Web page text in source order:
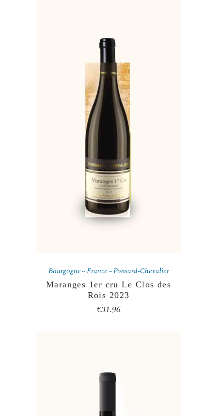
Bourgogne France Ponsard-Chevalier
Maranges 1er cru Le Clos des
Rois 2023
€31.96